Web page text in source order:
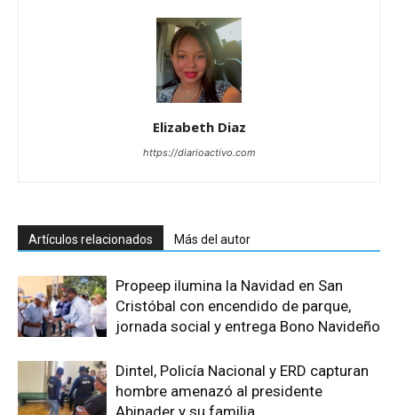
Elizabeth Diaz
https://diarioactivo.com
Artículos relacionados Más del autor
Propeep ilumina la Navidad en San
Cristóbal con encendido de parque,
jornada social y entrega Bono Navideño
Dintel, Policía Nacional y ERD capturan
hombre amenazó al presidente
Abinader y su familia.